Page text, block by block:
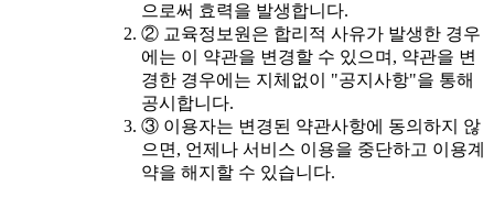
으로써 효력을 발생합니다.
② 교육정보원은 합리적 사유가 발생한 경우
에는 이 약관을 변경할 수 있으며, 약관을 변
경한 경우에는 지체없이 "공지사항"을 통해
공시합니다.
③ 이용자는 변경된 약관사항에 동의하지 않
으면, 언제나 서비스 이용을 중단하고 이용계
약을 해지할 수 있습니다.